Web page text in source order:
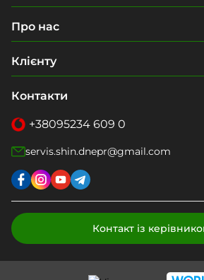
Про нас
Клієнту
Контакти
+38095234 609 0
servis.shin.dnepr@gmail.com
Контакт із